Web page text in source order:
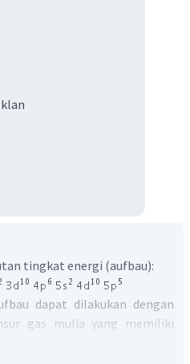
tingkat energi (aufbau):
dapat dilakukan dengan
gas mulia yang memiliki